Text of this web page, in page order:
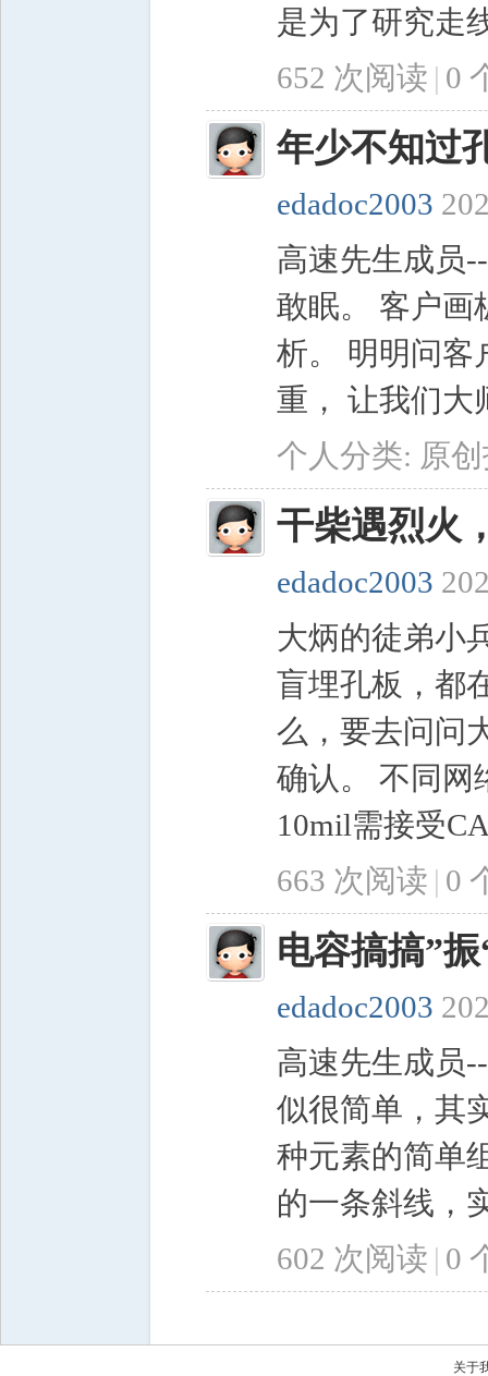
是为了研究走
652 次阅读 | 0
年少不知过
edadoc2003
高速先生成员
敢眠。 客户画
析。 明明问客
重， 让我们大
个人分类: 原
干柴遇烈火
edadoc2003
大炳的徒弟小
盲埋孔板，都
么，要去问问
确认。 不同网
10mil需接受
663 次阅读 | 0
电容搞搞”
edadoc2003
高速先生成员
似很简单，其
种元素的简单
的一条斜线，
602 次阅读 | 0
关于